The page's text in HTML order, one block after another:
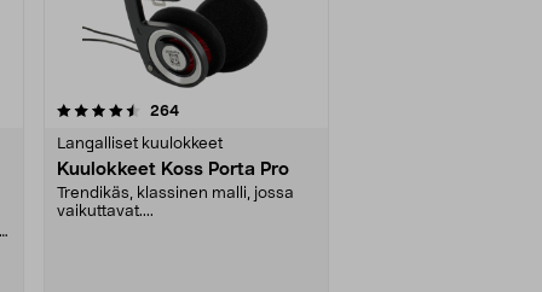
264arvostelut
Langalliset kuulokkeet
Kuulokkeet Koss Porta Pro
Trendikäs, klassinen malli, jossa
vaikuttavat....